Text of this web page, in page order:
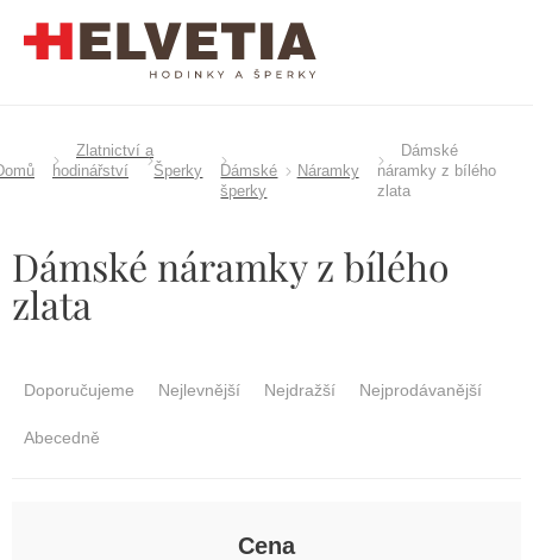
Zlatnictví a
hodinářství
Šperky
Dámské
šperky
Náramky
Dámské
náramky z bílého
zlata
Dámské náramky z bílého
zlata
Doporučujeme Nejlevnější Nejdražší Nejprodávanější
Abecedně
Cena